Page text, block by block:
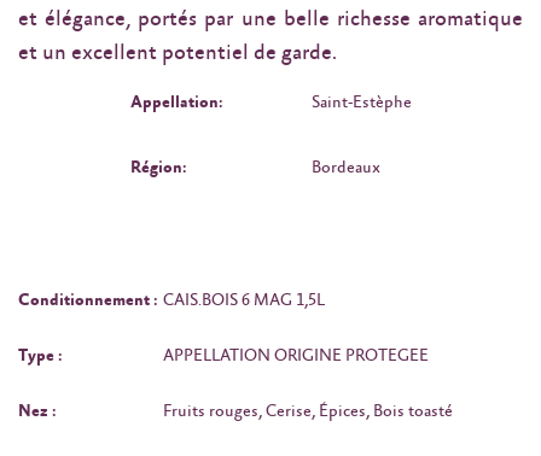
et élégance, portés par une belle richesse aromatique
et un excellent potentiel de garde.
Appellation: Saint-Estèphe
Région: Bordeaux
Conditionnement : CAIS.BOIS 6 MAG 1,5L
Type : APPELLATION ORIGINE PROTEGEE
Nez : Fruits rouges, Cerise, Épices, Bois toasté